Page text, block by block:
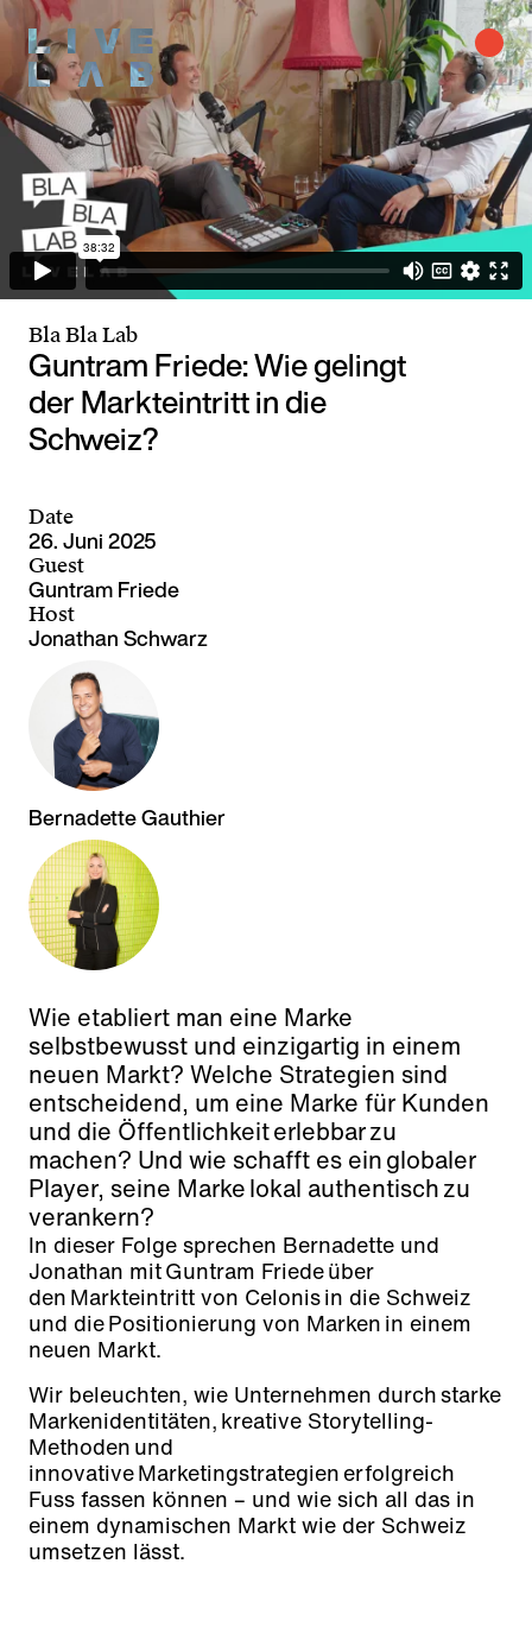
Bla Bla Lab
Guntram Friede: Wie gelingt
der Markteintritt in die
Schweiz?
Date
26. Juni 2025
Guest
Guntram Friede
Host
Jonathan Schwarz
Bernadette Gauthier
Wie etabliert man eine Marke
selbstbewusst und einzigartig in einem
neuen Markt? Welche Strategien sind
entscheidend, um eine Marke für Kunden
und die Öffentlichkeit erlebbar zu
machen? Und wie schafft es ein globaler
Player, seine Marke lokal authentisch zu
verankern?
In dieser Folge sprechen Bernadette und
Jonathan mit Guntram Friede über
den Markteintritt von Celonis in die Schweiz
und die Positionierung von Marken in einem
neuen Markt.
Wir beleuchten, wie Unternehmen durch starke
Markenidentitäten, kreative Storytelling-
Methoden und
innovative Marketingstrategien erfolgreich
Fuss fassen können – und wie sich all das in
einem dynamischen Markt wie der Schweiz
umsetzen lässt.